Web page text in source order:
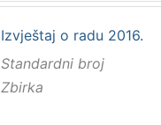
Izvještaj o radu 2016.
Standardni broj
Zbirka